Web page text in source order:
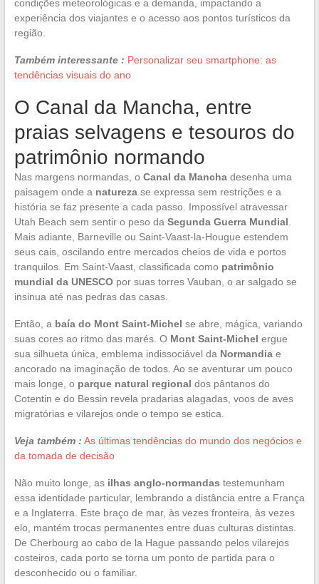
condições meteorológicas e a demanda, impactando a
experiência dos viajantes e o acesso aos pontos turísticos da
região.
Também interessante : Personalizar seu smartphone: as
tendências visuais do ano
O Canal da Mancha, entre
praias selvagens e tesouros do
patrimônio normando
Nas margens normandas, o Canal da Manchadesenha uma
paisagem onde a naturezase expressa sem restrições e a
história se faz presente a cada passo. Impossível atravessar
Utah Beach sem sentir o peso da Segunda Guerra Mundial
Mais adiante, Barneville ou Saint-Vaast-la-Hougue estendem
seus cais, oscilando entre mercados cheios de vida e portos
tranquilos. Em Saint-Vaast, classificada como patrimônio
mundial da UNESCOpor suas torres Vauban, o ar salgado se
insinua até nas pedras das casas.
Então, a baía do Mont Saint-Michel se abre, mágica, variando
suas cores ao ritmo das marés. O Mont Saint-Michel ergue
sua silhueta única, emblema indissociável da Normandiae
ancorado na imaginação de todos. Ao se aventurar um pouco
mais longe, o parque natural regional dos pântanos do
Cotentin e do Bessin revela pradarias alagadas, voos de aves
migratórias e vilarejos onde o tempo se estica.
Veja também : As últimas tendências do mundo dos negócios e
da tomada de decisão
Não muito longe, as ilhas anglo-normandas testemunham
essa identidade particular, lembrando a distância entre a França
e a Inglaterra. Este braço de mar, às vezes fronteira, às vezes
elo, mantém trocas permanentes entre duas culturas distintas.
De Cherbourg ao cabo de la Hague passando pelos vilarejos
costeiros, cada porto se torna um ponto de partida para o
desconhecido ou o familiar.